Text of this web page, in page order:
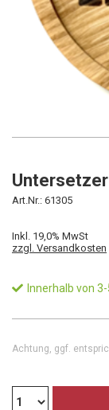
Art.Nr.: 61305
Inkl. 19,0% MwSt
zzgl. Versandkosten
Innerhalb von
Achtung, ggf.